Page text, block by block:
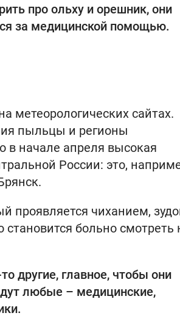
про ольху и орешник, они
за медицинской помощью.
метеорологических сайтах.
пыльцы и регионы
начале апреля высокая
России: это,
проявляется чиханием,
становится больно смотреть
другие, главное, чтобы они
любые – медицинские,